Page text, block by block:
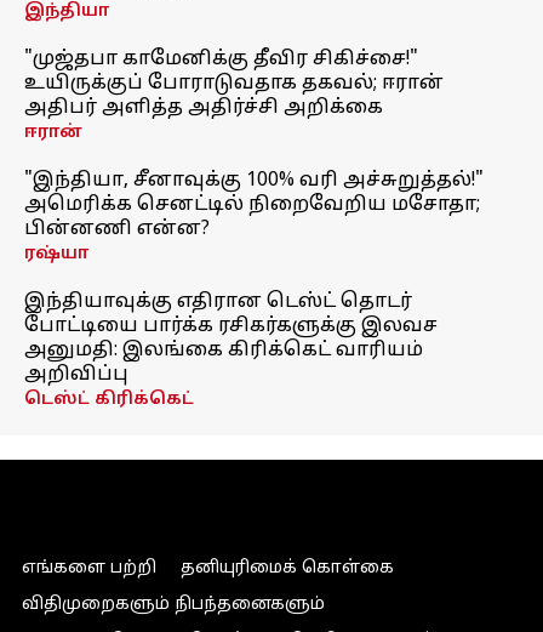
இந்தியா
"முஜ்தபா காமேனிக்கு தீவிர சிகிச்சை!"
உயிருக்குப் போராடுவதாக தகவல்; ஈரான்
அதிபர் அளித்த அதிர்ச்சி அறிக்கை
ஈரான்
"இந்தியா, சீனாவுக்கு 100% வரி அச்சுறுத்தல்!"
அமெரிக்க செனட்டில் நிறைவேறிய மசோதா;
பின்னணி என்ன?
ரஷ்யா
இந்தியாவுக்கு எதிரான டெஸ்ட் தொடர்
போட்டியை பார்க்க ரசிகர்களுக்கு இலவச
அனுமதி: இலங்கை கிரிக்கெட் வாரியம்
அறிவிப்பு
டெஸ்ட் கிரிக்கெட்
எங்களை பற்றி
தனியுரிமைக் கொள்கை
விதிமுறைகளும் நிபந்தனைகளும்